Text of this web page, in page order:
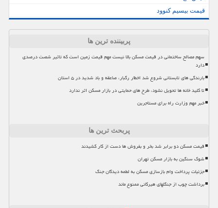
قیمت بیسیم کنوود
پربیننده ترین ها
سهم مصالح ساختمانی در قیمت مسکن بالا نیست مهم قیمت زمین است که تاثیر شصت درصدی
دارد
بارندگی های تابستانی شروع شد اخطار رگبار، صاعقه و باد شدید در ۵ استان
تا کلید خانه ها تحویل نشود، طرح های حمایتی در بازار مسکن اثر ندارد
خبر مهم وزارت راه برای مستاجرین
پربحث ترین ها
قیمت مسکن دو برابر شد بخر و بفروش ها دست از کار کشیدند
شوک سنگین به بازار مسکن تهران
جزئیات پرداخت وام بازسازی مسکن به لطمه دیدگان جنگ
برداشت چوب از جنگلهای هیرکانی ممنوع ماند